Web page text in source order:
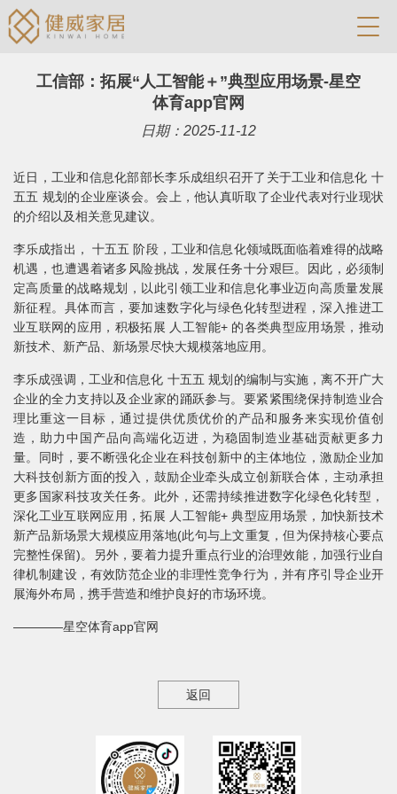
工信部：拓展“人工智能＋”典型应用场景-星空
体育app官网
日期：2025-11-12
近日，工业和信息化部部长李乐成组织召开了关于工业和信息化 十
五五 规划的企业座谈会。会上，他认真听取了企业代表对行业现状
的介绍以及相关意见建议。
李乐成指出， 十五五 阶段，工业和信息化领域既面临着难得的战略
机遇，也遭遇着诸多风险挑战，发展任务十分艰巨。因此，必须制
定高质量的战略规划，以此引领工业和信息化事业迈向高质量发展
新征程。具体而言，要加速数字化与绿色化转型进程，深入推进工
业互联网的应用，积极拓展 人工智能+ 的各类典型应用场景，推动
新技术、新产品、新场景尽快大规模落地应用。
李乐成强调，工业和信息化 十五五 规划的编制与实施，离不开广大
企业的全力支持以及企业家的踊跃参与。要紧紧围绕保持制造业合
理比重这一目标，通过提供优质优价的产品和服务来实现价值创
造，助力中国产品向高端化迈进，为稳固制造业基础贡献更多力
量。同时，要不断强化企业在科技创新中的主体地位，激励企业加
大科技创新方面的投入，鼓励企业牵头成立创新联合体，主动承担
更多国家科技攻关任务。此外，还需持续推进数字化绿色化转型，
深化工业互联网应用，拓展 人工智能+ 典型应用场景，加快新技术
新产品新场景大规模应用落地(此句与上文重复，但为保持核心要点
完整性保留)。另外，要着力提升重点行业的治理效能，加强行业自
律机制建设，有效防范企业的非理性竞争行为，并有序引导企业开
展海外布局，携手营造和维护良好的市场环境。
————星空体育app官网
返回